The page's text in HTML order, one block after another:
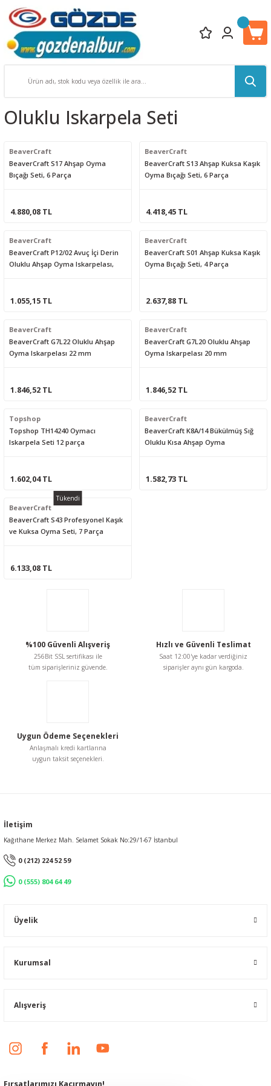
Oluklu Iskarpela Seti
BeaverCraft
BeaverCraft S17 Ahşap Oyma
Bıçağı Seti, 6 Parça
4.880,08 TL
BeaverCraft
BeaverCraft S13 Ahşap Kuksa Kaşık
Oyma Bıçağı Seti, 6 Parça
4.418,45 TL
BeaverCraft
BeaverCraft P12/02 Avuç İçi Derin
Oluklu Ahşap Oyma Iskarpelası,
1.055,15 TL
BeaverCraft
BeaverCraft S01 Ahşap Kuksa Kaşık
Oyma Bıçağı Seti, 4 Parça
2.637,88 TL
BeaverCraft
BeaverCraft G7L22 Oluklu Ahşap
Oyma Iskarpelası 22 mm
1.846,52 TL
BeaverCraft
BeaverCraft G7L20 Oluklu Ahşap
Oyma Iskarpelası 20 mm
1.846,52 TL
Topshop
Topshop TH14240 Oymacı
Iskarpela Seti 12 parça
1.602,04 TL
BeaverCraft
BeaverCraft K8A/14 Bükülmüş Sığ
Oluklu Kısa Ahşap Oyma
1.582,73 TL
Tükendi
BeaverCraft
BeaverCraft S43 Profesyonel Kaşık
ve Kuksa Oyma Seti, 7 Parça
6.133,08 TL
%100 Güvenli Alışveriş
256Bit SSL sertifikası ile
tüm siparişleriniz güvende.
Hızlı ve Güvenli Teslimat
Saat 12:00'ye kadar verdiğiniz
siparişler aynı gün kargoda.
Uygun Ödeme Seçenekleri
Anlaşmalı kredi kartlarına
uygun taksit seçenekleri.
İletişim
Kağıthane Merkez Mah. Selamet Sokak No:29/1-67 İstanbul
0 (212) 224 52 59
0 (555) 804 64 49
Üyelik
Kurumsal
Alışveriş
Fırsatlarımızı Kaçırmayın!